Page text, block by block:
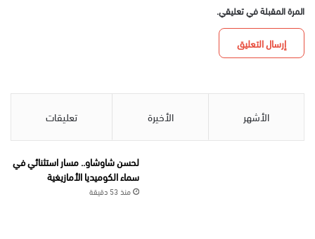
المرة المقبلة في تعليقي.
الأشهر الأخيرة تعليقات
لحسن شاوشاو.. مسار استثنائي في
سماء الكوميديا الأمازيغية
منذ 53 دقيقة